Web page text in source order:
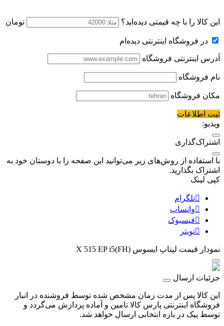
این کالا را با چه قیمتی دیده‌اید؟ تومان
در فروشگاه اینترنتی دیده‌ام
آدرس اینترنتی فروشگاه
نام فروشگاه
مکان فروشگاه
ثبت اطلاعات
ویدیو:
اشتراک‌گذاری
با استفاده از روش‌های زیر می‌توانید این صفحه را با دوستان خود به
اشتراک بگذارید.
کپی لینک
تلگرام
واتساپ
فیسبوک
تویتر
نمودار قیمت لپتاپ ایسوس X 515 EP i5(FH)
جزئیات ارسال
این کالا پس از مدت زمان مشخص شده توسط فروشنده در انبار
فروشگاه اینترنتی پارس کالا تامین و آماده پردازش می‌گردد و
توسط پیک در بازه انتخابی ارسال خواهد شد.